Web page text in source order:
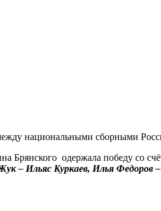
национальными сборными
Брянского одержала победу со
– Ильяс Куркаев, Илья Федоров –